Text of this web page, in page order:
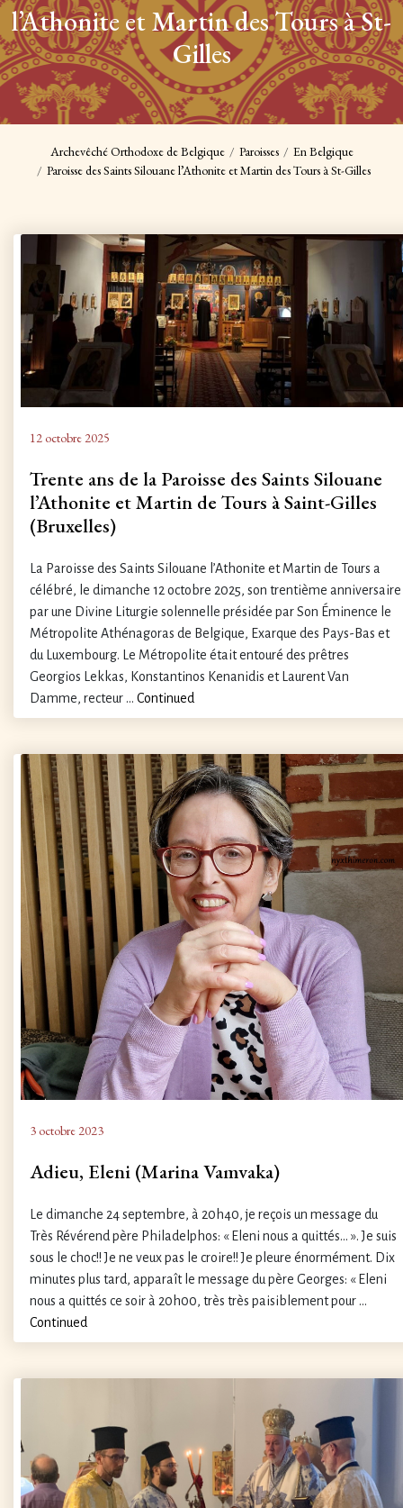
l’Athonite et Martin des Tours à St-
Gilles
Archevêché Orthodoxe de Belgique Paroisses
En Belgique
Paroisse des Saints Silouane l’Athonite et Martin des Tours à St-Gilles
12 octobre 2025
Trente ans de la Paroisse des Saints Silouane
l’Athonite et Martin de Tours à Saint-Gilles
(Bruxelles)
La Paroisse des Saints Silouane l’Athonite et Martin de Tours a
célébré, le dimanche 12 octobre 2025, son trentième anniversaire
par une Divine Liturgie solennelle présidée par Son Éminence le
Métropolite Athénagoras de Belgique, Exarque des Pays-Bas et
du Luxembourg. Le Métropolite était entouré des prêtres
Georgios Lekkas, Konstantinos Kenanidis et Laurent Van
Damme, recteur … Continued
3 octobre 2023
Adieu, Eleni (Marina Vamvaka)
Le dimanche 24 septembre, à 20h40, je reçois un message du
Très Révérend père Philadelphos: « Eleni nous a quittés… ». Je suis
sous le choc!! Je ne veux pas le croire!! Je pleure énormément. Dix
minutes plus tard, apparaît le message du père Georges: « Eleni
nous a quittés ce soir à 20h00, très très paisiblement pour …
Continued